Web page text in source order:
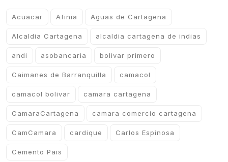
Acuacar Afinia Aguas de Cartagena
Alcaldia Cartagena alcaldia cartagena de indias
andi asobancaria bolivar primero
Caimanes de Barranquilla camacol
camacol bolivar camara cartagena
CamaraCartagena camara comercio cartagena
CamCamara cardique Carlos Espinosa
Cemento Pais